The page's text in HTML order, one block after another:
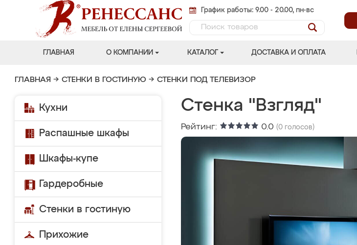
График работы: 9.00 - 20.00, пн-вс
ГЛАВНАЯ О КОМПАНИИ КАТАЛОГ ДОСТАВКА И ОПЛАТА
ГЛАВНАЯ → СТЕНКИ В ГОСТИНУЮ → СТЕНКИ ПОД ТЕЛЕВИЗОР
Кухни
Распашные шкафы
Шкафы-купе
Гардеробные
Стенки в гостиную
Прихожие
Стенка "Взгляд"
Рейтинг: 0.0 (0 голосов)